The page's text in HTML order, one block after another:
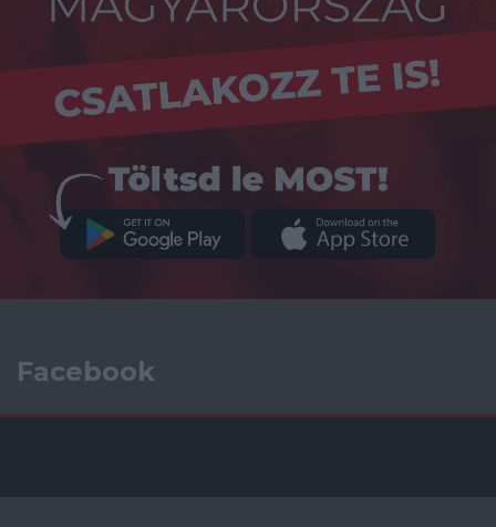
Facebook